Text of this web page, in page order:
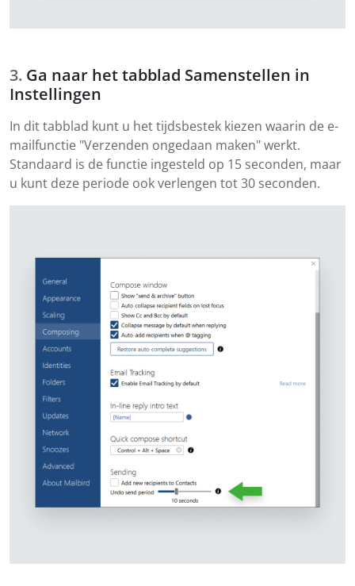
Ga naar het tabblad Samenstellen in
Instellingen
In dit tabblad kunt u het tijdsbestek kiezen waarin de e-
mailfunctie "Verzenden ongedaan maken" werkt.
Standaard is de functie ingesteld op 15 seconden, maar
u kunt deze periode ook verlengen tot 30 seconden.